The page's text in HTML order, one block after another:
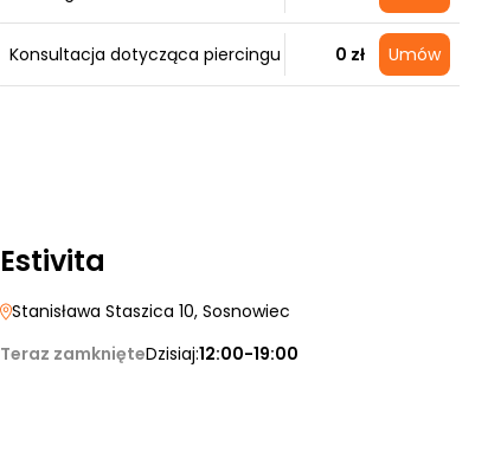
Konsultacja dotycząca piercingu 0 zł Umów
Estivita
Stanisława Staszica 10, Sosnowiec
Teraz zamknięteDzisiaj:12:00-19:00